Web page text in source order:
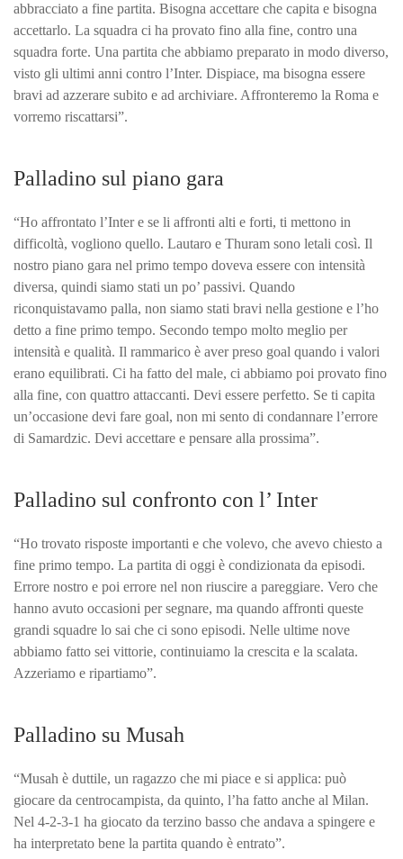
abbracciato a fine partita. Bisogna accettare che capita e bisogna
accettarlo. La squadra ci ha provato fino alla fine, contro una
squadra forte. Una partita che abbiamo preparato in modo diverso,
visto gli ultimi anni contro l’Inter. Dispiace, ma bisogna essere
bravi ad azzerare subito e ad archiviare. Affronteremo la Roma e
vorremo riscattarsi”.
Palladino sul piano gara
“Ho affrontato l’Inter e se li affronti alti e forti, ti mettono in
difficoltà, vogliono quello. Lautaro e Thuram sono letali così. Il
nostro piano gara nel primo tempo doveva essere con intensità
diversa, quindi siamo stati un po’ passivi. Quando
riconquistavamo palla, non siamo stati bravi nella gestione e l’ho
detto a fine primo tempo. Secondo tempo molto meglio per
intensità e qualità. Il rammarico è aver preso goal quando i valori
erano equilibrati. Ci ha fatto del male, ci abbiamo poi provato fino
alla fine, con quattro attaccanti. Devi essere perfetto. Se ti capita
un’occasione devi fare goal, non mi sento di condannare l’errore
di Samardzic. Devi accettare e pensare alla prossima”.
Palladino sul confronto con l’ Inter
“Ho trovato risposte importanti e che volevo, che avevo chiesto a
fine primo tempo. La partita di oggi è condizionata da episodi.
Errore nostro e poi errore nel non riuscire a pareggiare. Vero che
hanno avuto occasioni per segnare, ma quando affronti queste
grandi squadre lo sai che ci sono episodi. Nelle ultime nove
abbiamo fatto sei vittorie, continuiamo la crescita e la scalata.
Azzeriamo e ripartiamo”.
Palladino su Musah
“Musah è duttile, un ragazzo che mi piace e si applica: può
giocare da centrocampista, da quinto, l’ha fatto anche al Milan.
Nel 4-2-3-1 ha giocato da terzino basso che andava a spingere e
ha interpretato bene la partita quando è entrato”.